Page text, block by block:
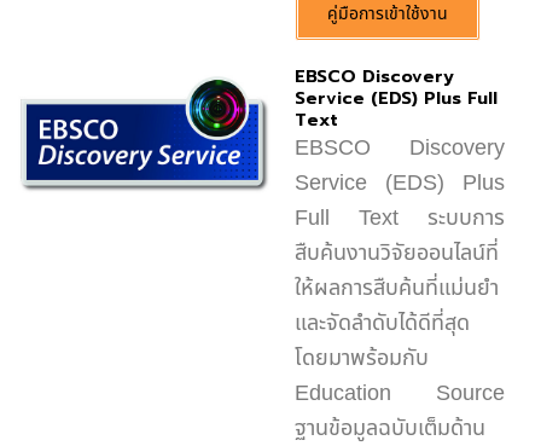
คู่มือการเข้าใช้งาน
EBSCO Discovery
Service (EDS) Plus Full
Text
EBSCO Discovery
Service (EDS) Plus
Full Text ระบบการ
สืบค้นงานวิจัยออนไลน์ที่
ให้ผลการสืบค้นที่แม่นยำ
และจัดลำดับได้ดีที่สุด
โดยมาพร้อมกับ
Education Source
ฐานข้อมูลฉบับเต็มด้าน